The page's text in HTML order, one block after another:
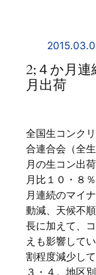
2;４か月
月出荷
全国生コンク
合連合会（全
月の生コン出
月比１０・８
月連続のマイ
動減、天候不
長に加えて、
えも影響して
割程度減少し
３・４。地区